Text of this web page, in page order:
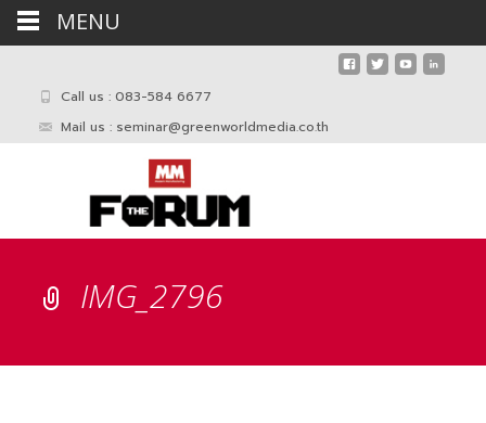
Call us : 083-584 6677
Mail us : seminar@greenworldmedia.co.th
IMG_2796
MENU